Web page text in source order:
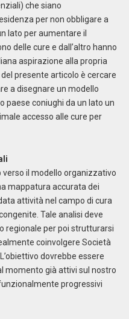
che siano
per non obbligare a
lato per aumentare il
delle cure e dall’altro hanno
aspirazione alla propria
presente articolo è cercare
a disegnare un modello
paese coniughi da un lato un
accesso alle cure per
verso il modello organizzativo
mappatura accurata dei
attività nel campo di cura
Tale analisi deve
regionale per poi strutturarsi
coinvolgere Società
dovrebbe essere
momento già attivi sul nostro
progressivi